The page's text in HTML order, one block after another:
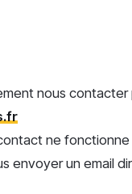
nous contacter
ne
envoyer un email